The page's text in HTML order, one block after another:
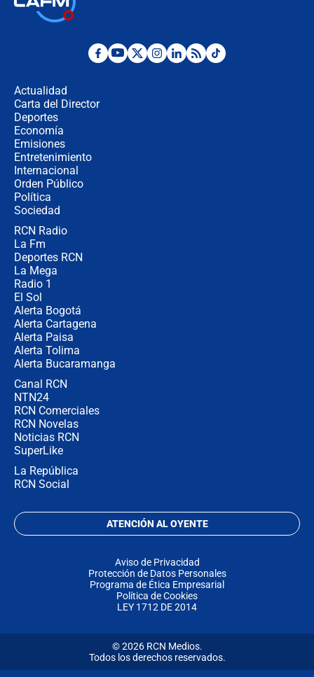
Posesión de Abelardo De La Espriella
Actualidad
Carta del Director
Deportes
Economía
Emisiones
Entretenimiento
Internacional
Orden Público
Política
Sociedad
RCN Radio
La Fm
Deportes RCN
La Mega
Radio 1
El Sol
Alerta Bogotá
Alerta Cartagena
Alerta Paisa
Alerta Tolima
Alerta Bucaramanga
Canal RCN
NTN24
RCN Comerciales
RCN Novelas
Noticias RCN
SuperLike
La República
RCN Social
ATENCIÓN AL OYENTE
Aviso de Privacidad
Protección de Datos Personales
Programa de Ética Empresarial
Política de Cookies
LEY 1712 DE 2014
© 2026 RCN Medios.
Todos los derechos reservados.